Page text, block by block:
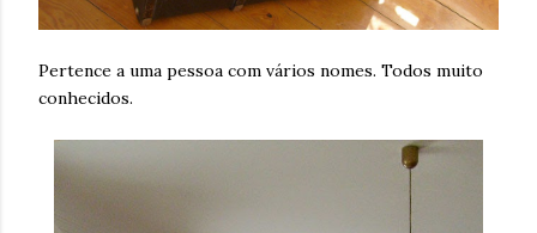
Pertence a uma pessoa com vários nomes. Todos muito
conhecidos.